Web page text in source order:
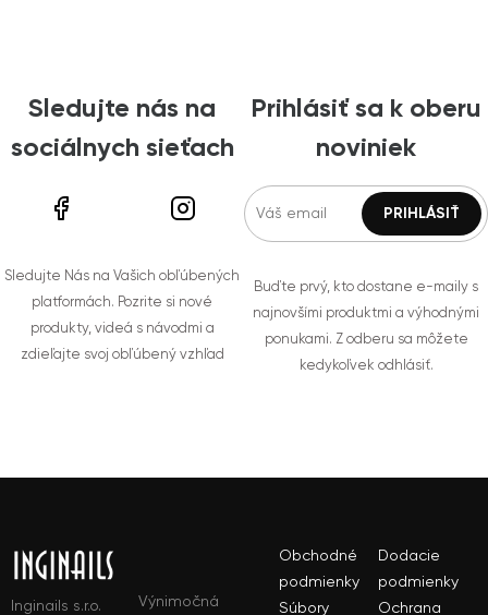
Sledujte nás na
sociálnych sieťach
Sledujte Nás na Vašich obľúbených
platformách. Pozrite si nové
produkty, videá s návodmi a
zdieľajte svoj obľúbený vzhľad
Prihlásiť sa k oberu
noviniek
Buďte prvý, kto dostane e-maily s
najnovšími produktmi a výhodnými
ponukami. Z odberu sa môžete
kedykoľvek odhlásiť.
Inginails s.r.o. Výnimočná
Obchodné
podmienky
Dodacie
podmienky
Súbory
Ochrana